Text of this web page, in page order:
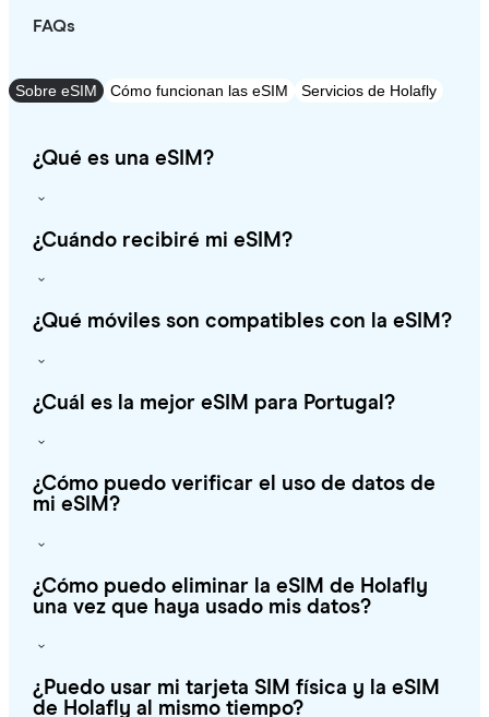
FAQs
Sobre eSIM Cómo funcionan las eSIM Servicios de Holafly
¿Qué es una eSIM?
¿Cuándo recibiré mi eSIM?
¿Qué móviles son compatibles con la eSIM?
¿Cuál es la mejor eSIM para Portugal?
¿Cómo puedo verificar el uso de datos de
mi eSIM?
¿Cómo puedo eliminar la eSIM de Holafly
una vez que haya usado mis datos?
¿Puedo usar mi tarjeta SIM física y la eSIM
de Holafly al mismo tiempo?